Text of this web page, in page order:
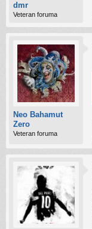
dmr
Veteran foruma
Neo Bahamut
Zero
Veteran foruma